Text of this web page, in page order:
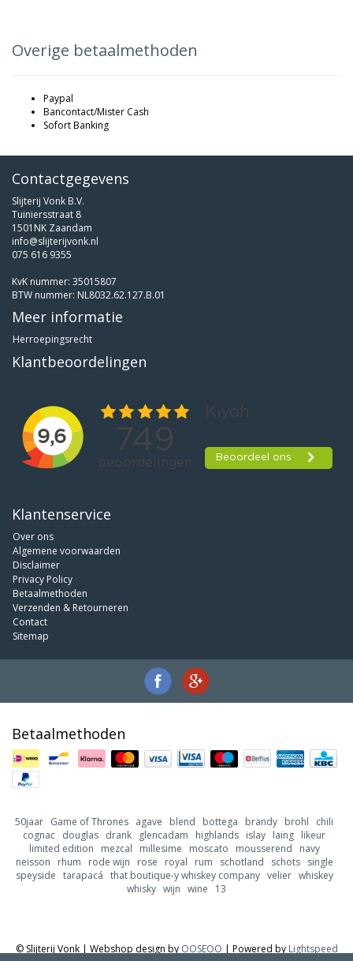
Overige betaalmethoden
Paypal
Bancontact/Mister Cash
Sofort Banking
Contactgegevens
Slijterij Vonk B.V.
Tuiniersstraat 8
1501NK Zaandam
info@slijterijvonk.nl
075 616 9355
KvK nummer: 35015807
BTW nummer: NL8032.62.127.B.01
Meer informatie
Herroepingsrecht
Klantbeoordelingen
Klantenservice
Over ons
Algemene voorwaarden
Disclaimer
Privacy Policy
Betaalmethoden
Verzenden & Retourneren
Contact
Sitemap
Betaalmethoden
50jaar Game of Thrones agave blend bottega brandy brohl
chili
cognac douglas drank glencadam highlands islay laing likeur
limited edition
mezcal millesime moscato mousserend
navy
neisson
rhum rode wijn rose royal rum schotland schots
single
speyside tarapacá that boutique-y whiskey company velier whiskey
whisky wijn wine 13
© Slijterij Vonk | Webshop design by OOSEOO | Powered by Lightspeed